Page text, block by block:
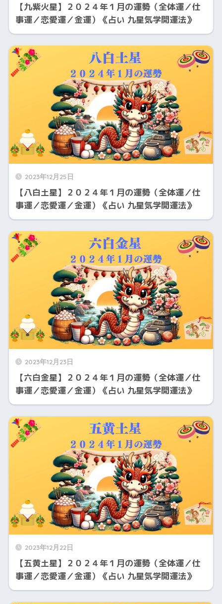
【九紫火星】２０２４年１月の運勢（全体運／仕
事運／恋愛運／金運）《占い 九星気学開運法》
2023年12月25日
【八白土星】２０２４年１月の運勢（全体運／仕
事運／恋愛運／金運）《占い 九星気学開運法》
2023年12月23日
【六白金星】２０２４年１月の運勢（全体運／仕
事運／恋愛運／金運）《占い 九星気学開運法》
2023年12月22日
【五黄土星】２０２４年１月の運勢（全体運／仕
事運／恋愛運／金運）《占い 九星気学開運法》